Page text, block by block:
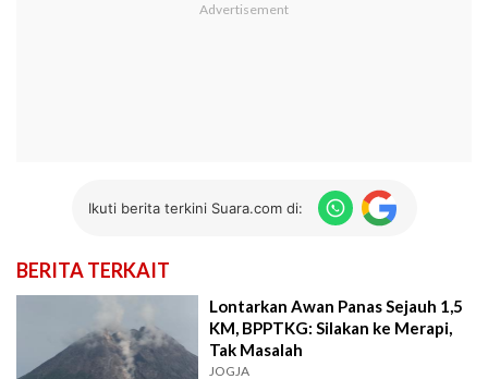
Ikuti berita terkini Suara.com di:
BERITA TERKAIT
Lontarkan Awan Panas Sejauh 1,5
KM, BPPTKG: Silakan ke Merapi,
Tak Masalah
JOGJA